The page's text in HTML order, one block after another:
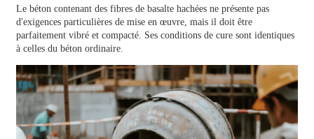
Le béton contenant des fibres de basalte hachées ne présente pas
d'exigences particulières de mise en œuvre, mais il doit être
parfaitement vibré et compacté. Ses conditions de cure sont identiques
à celles du béton ordinaire.